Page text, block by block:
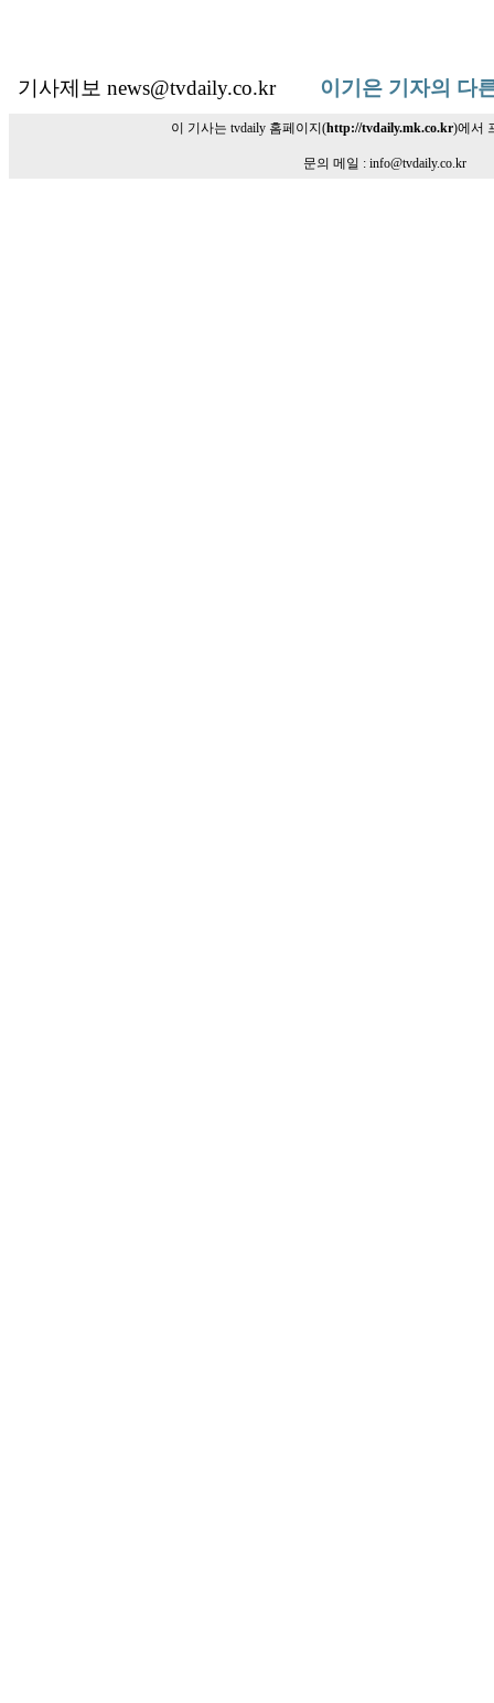
기사제보 news@tvdaily.co.kr 이기은 기자의 다
이 기사는 tvdaily 홈페이지(http://tvdaily.mk.co.kr)에서
문의 메일 : info@tvdaily.co.kr